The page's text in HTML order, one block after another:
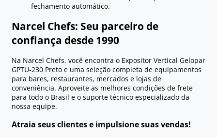
fechamento automático.
Narcel Chefs: Seu parceiro de
confiança desde 1990
Na Narcel Chefs, você encontra o Expositor Vertical Gelopar
GPTU-230 Preto e uma seleção completa de equipamentos
para bares, restaurantes, mercados e lojas de
conveniência. Aproveite as melhores condições de frete
para todo o Brasil e o suporte técnico especializado da
nossa equipe.
Atraia seus clientes e impulsione suas vendas!